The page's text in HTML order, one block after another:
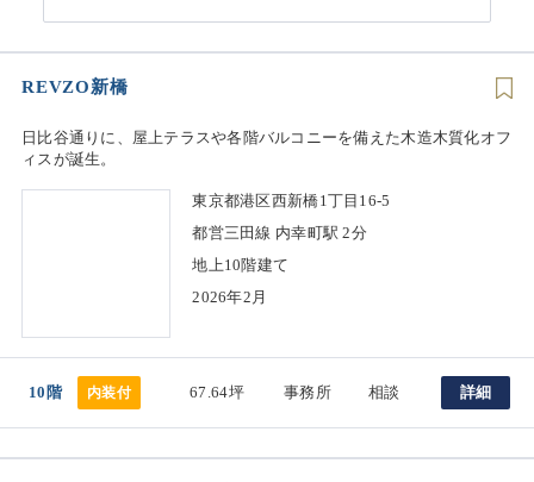
REVZO新橋
日比谷通りに、屋上テラスや各階バルコニーを備えた木造木質化オフ
ィスが誕生。
東京都港区西新橋1丁目16-5
都営三田線 内幸町駅 2分
地上10階建て
2026年2月
10階 内装付 67.64坪 事務所 相談 詳細